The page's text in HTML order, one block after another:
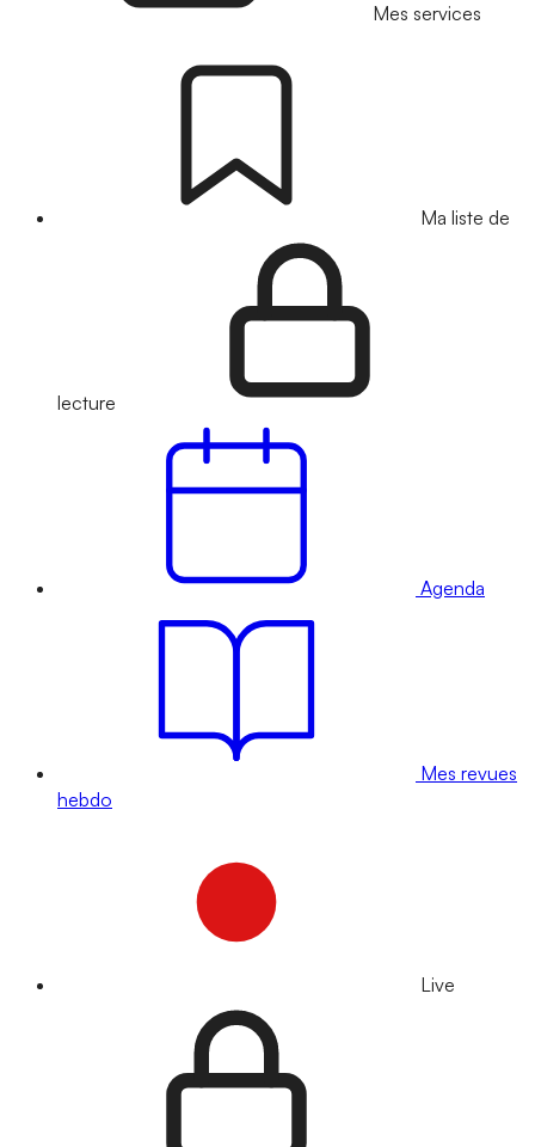
Mes services
Ma liste de
lecture
Agenda
Mes revues
hebdo
Live